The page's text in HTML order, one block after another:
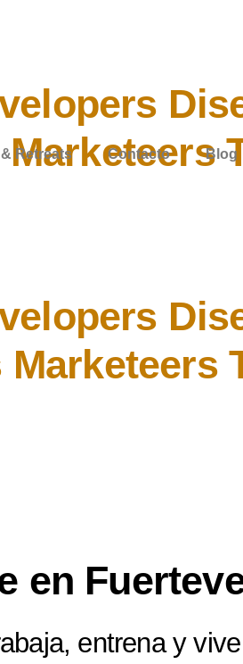
Retreats Contacto Blog
Marketeers
Marketeers
en
entrena y vive